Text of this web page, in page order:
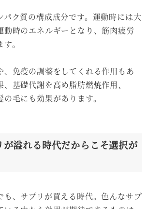
パク質の構成成分です。運動時には大
動時のエネルギーとなり、筋肉疲労
。
、免疫の調整をしてくれる作用もあ
、基礎代謝を高め脂肪燃焼作用、
毛にも効果があります。
が溢れる時代だからこそ選択が
も、サプリが買える時代。色んなサプ